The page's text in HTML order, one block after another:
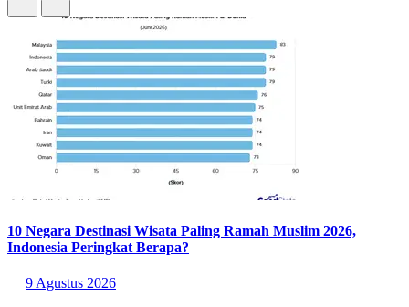
10 Negara Destinasi Wisata Paling Ramah Muslim 2026,
Indonesia Peringkat Berapa?
9 Agustus 2026